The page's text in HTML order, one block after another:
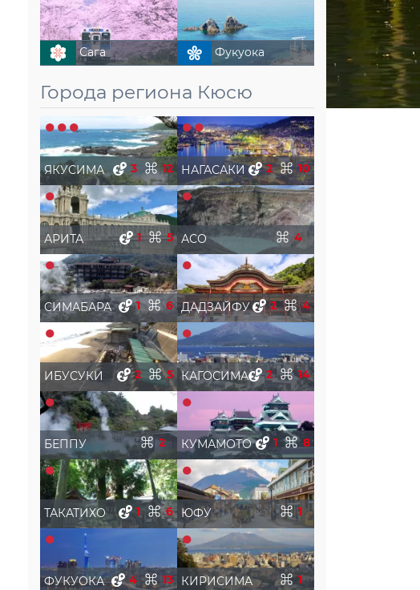
Сага Фукуока
Города региона Кюсю
ЯКУСИМА 3 12 НАГАСАКИ 2 10
АРИТА 1 5 АСО 4
СИМАБАРА 1 6 ДАДЗАЙФУ 2 4
ИБУСУКИ 2 5 КАГОСИМА 2 14
БЕППУ 2 КУМАМОТО 1 8
ТАКАТИХО 1 6 ЮФУ 1
ФУКУОКА 4 13 КИРИСИМА 1